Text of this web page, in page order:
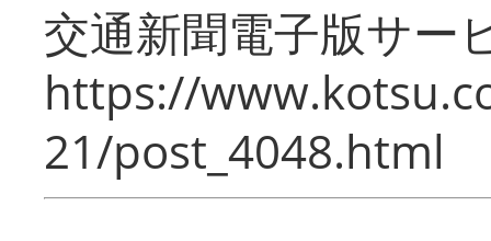
交通新聞電子版サー
https://
21/post_4048.html